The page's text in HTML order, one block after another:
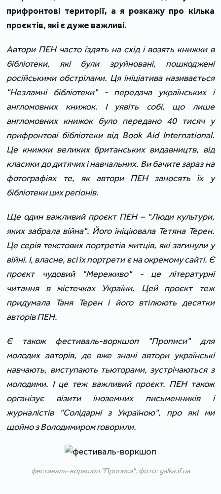
прифронтові території, а я розкажу про кілька
проєктів, які є дуже важливі.
Автори ПЕН часто їздять на схід і возять книжки в
бібліотеки, які були зруйновані, пошкоджені
російськими обстрілами. Ця ініціатива називається
"Незламні бібліотеки" - передача українських і
англомовних книжок. І уявіть собі, що лише
англомовних книжок було передано 40 тисяч у
прифронтові бібліотеки від Book Aid International.
Це книжки великих британських видавництв, від
класики до дитячих і навчальних. Ви бачите зараз на
фотографіях те, як автори ПЕН заносять їх у
бібліотеки цих регіонів.
Ще один важливий проєкт ПЕН – "Люди культури,
яких забрала війна". Його ініціювала Тетяна Терен.
Це серія текстових портретів митців, які загинули у
війні. І, власне, всі їх портрети є на окремому сайті. Є
проєкт чудовий "Мереживо" - це літературні
читання в містечках України. Цей проєкт теж
придумала Таня Терен і його втілюють десятки
авторів ПЕН.
Є також фестиваль-воркшоп "Прописи" для
молодих авторів, де вже знані автори українські
навчають, виступають тьюторами, зустрічаються з
молодими. І це теж важливий проєкт. ПЕН також
організує візити іноземних письменників і
журналістів "Солідарні з Україною", про які ми
щойно з Володимиром говорили.
фестиваль-воркшоп "Прописи", фото: galka.if.ua